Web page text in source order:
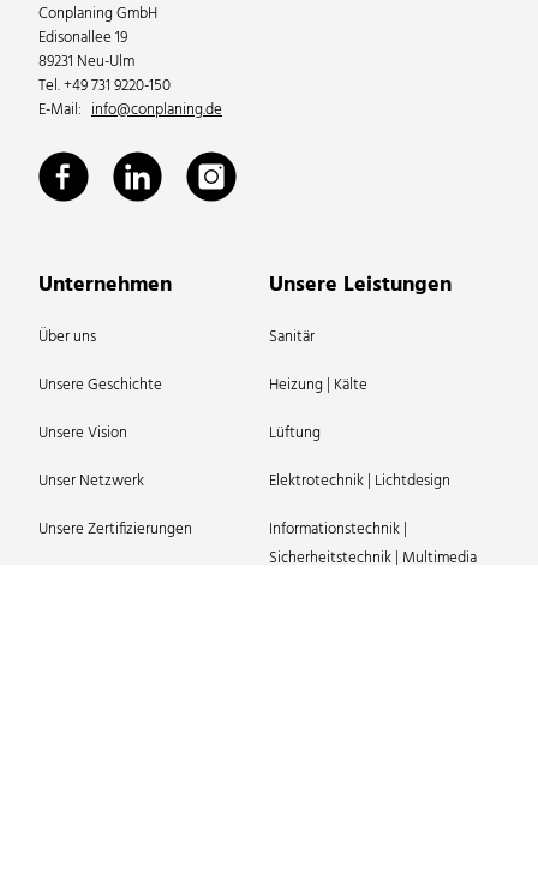
Conplaning GmbH
Edisonallee 19
89231 Neu-Ulm
Tel. +49 731 9220-150
E-Mail: info@conplaning.de
Unternehmen
Über uns
Unsere Geschichte
Unsere Vision
Unser Netzwerk
Unsere Zertifizierungen
Unsere Leistungen
Sanitär
Heizung | Kälte
Lüftung
Elektrotechnik | Lichtdesign
Informationstechnik |
Sicherheitstechnik | Multimedia